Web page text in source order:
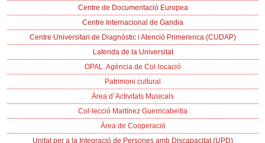
Centre de Documentació Europea
Centre Internacional de Gandia
Centre Universitari de Diagnòstic i Atenció Primerenca (CUDAP)
Latenda de la Universitat
OPAL. Agència de Col·locació
Patrimoni cultural
Àrea d´Activitats Musicals
Col·lecció Martínez Guerricabeitia
Àrea de Cooperació
Unitat per a la Integració de Persones amb Discapacitat (UPD)